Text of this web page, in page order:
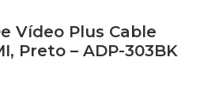
Vídeo Plus Cable
Preto – ADP-303BK